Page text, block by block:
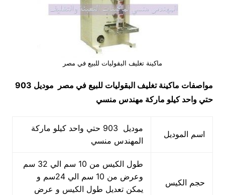
ماكينة تغليف البقوليات للبيع في مصر
مواصفات ماكينة تغليف البقوليات للبيع في مصر
موديل 903
حتي واحد كيلو ماركة مهندس منسي
اسم الموديل
موديل 903 حتي واحد كيلو ماركة
المهندس منسي
حجم الكيس
طول الكيس من 10 سم الي 32 سم
وعرض من 10 سم الي 24سم و
يمكن تعديل طول الكيس و عرض